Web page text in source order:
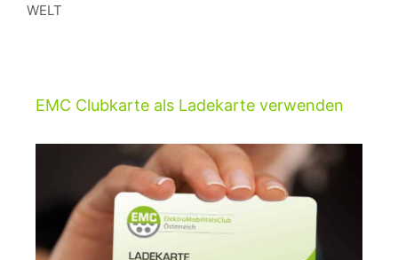
WELT
EMC Clubkarte als Ladekarte verwenden